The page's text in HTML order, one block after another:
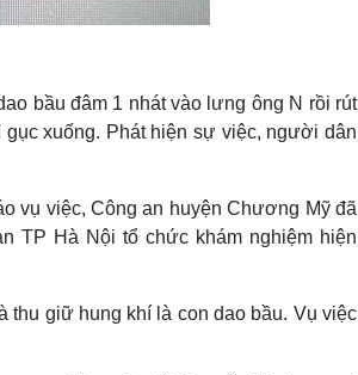
bầu đâm 1 nhát vào lưng ông N rồi rút
xuống. Phát hiện sự việc, người dân
vụ việc, Công an huyện Chương Mỹ đã
TP Hà Nội tổ chức khám nghiệm hiện
thu giữ hung khí là con dao bầu. Vụ việc